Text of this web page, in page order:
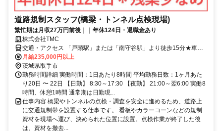
道路規制スタッフ(橋梁・トンネル点検現場)
繁忙期は月収27万円前後｜｜年休124日・退職金あり
株式会社TMC
交通・アクセス 「戸頭駅」または「南守谷駅」より徒歩15分★車通
勤OK
月給235,000円以上
茨城県取手市
勤務時間詳細 実働時間：1日あたり8時間 平均勤務日数：1ヶ月あた
り20日 〜 22日 【日勤】 8:30～17:30 【夜勤】 21:00～翌6:00 実働8
時間、休憩1時間 通常期は日勤現...
仕事内容 橋梁やトンネルの点検・調査を安全に進めるため、道路上
に交通規制帯を設置する仕事です。 看板やカラーコーンなどの規制
資材を現場へ運び、決められた位置に設置。点検作業が終了した後
は、資材を撤去...